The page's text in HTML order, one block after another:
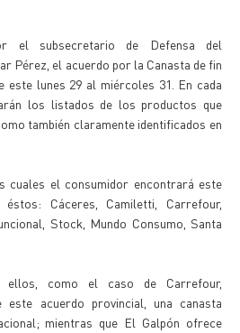
el subsecretario de Defensa del
Pérez, el acuerdo por la Canasta de fin
este lunes 29 al miércoles 31. En cada
los listados de los productos que
también claramente identificados en
cuales el consumidor encontrará este
Cáceres, Camiletti, Carrefour,
Stock, Mundo Consumo, Santa
ellos, como el caso de Carrefour,
este acuerdo provincial, una canasta
mientras que El Galpón ofrece